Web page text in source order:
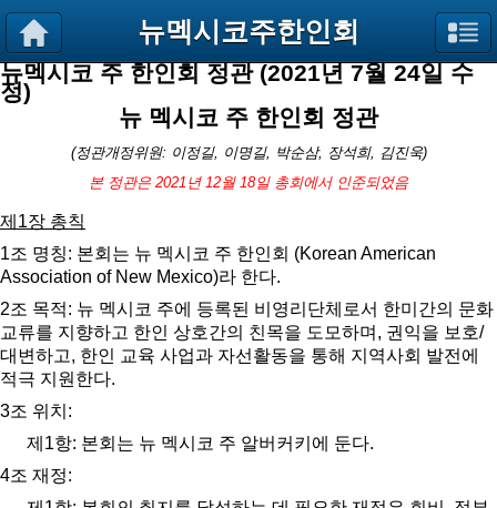
뉴멕시코주한인회
뉴멕시코 주 한인회 정관 (2021년 7월 24일 수
정)
뉴 멕시코 주 한인회 정관
(정관개정위원: 이정길, 이명길, 박순삼, 장석희, 김진욱)
본 정관은 2021 년 12월 18일 총회에서 인준되었음
제 1장 총칙
1조 명칭: 본회는 뉴 멕시코 주 한인회 (Korean American
Association of New Mexico)라 한다.
2조 목적: 뉴 멕시코 주에 등록된 비영리단체로서 한미간의 문화
교류를 지향하고 한인 상호간의 친목을 도모하며 , 권익을 보호/
대변하고, 한인 교육 사업과 자선활동을 통해 지역사회 발전에
적극 지원한다.
3조 위치 :
제 1항: 본회는 뉴 멕시코 주 알버커키에 둔다.
4조 재정: